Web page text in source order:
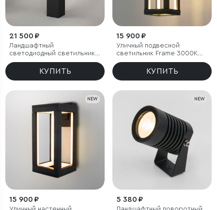
21 500 ₽
Ландшафтный
светодиодный светильник
Frame 3000K чёрный
КУПИТЬ
15 900 ₽
Уличный подвесной
светильник Frame 3000K
чёрный
КУПИТЬ
NEW
15 900 ₽
NEW
5 380 ₽